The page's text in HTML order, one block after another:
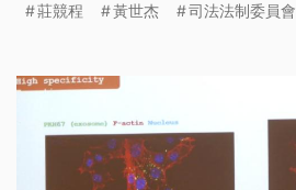
莊競程 黃世杰 司法法制委員會